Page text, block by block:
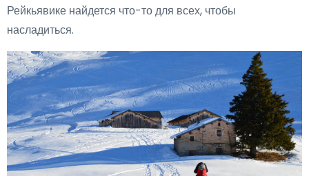
Рейкьявике найдется что-то для всех, чтобы
насладиться.